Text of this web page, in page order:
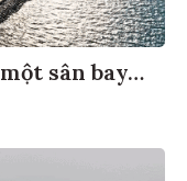
sân bay…